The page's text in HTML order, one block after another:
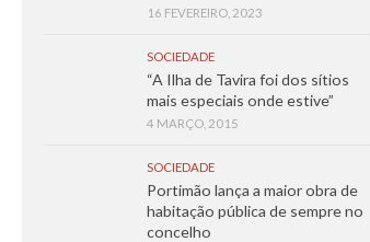
16 FEVEREIRO, 2023
SOCIEDADE
“A Ilha de Tavira foi dos sítios
mais especiais onde estive”
4 MARÇO, 2015
SOCIEDADE
Portimão lança a maior obra de
habitação pública de sempre no
concelho